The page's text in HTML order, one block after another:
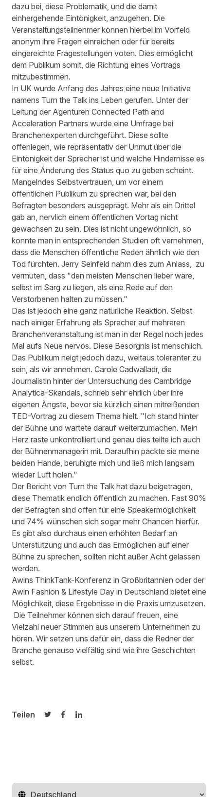
dazu bei, diese Problematik, und die damit
einhergehende Eintönigkeit, anzugehen. Die
Veranstaltungsteilnehmer können hierbei im Vorfeld
anonym ihre Fragen einreichen oder für bereits
eingereichte Fragestellungen voten. Dies ermöglicht
dem Publikum somit, die Richtung eines Vortrags
mitzubestimmen.
In UK wurde Anfang des Jahres eine neue Initiative
namens Turn the Talk ins Leben gerufen. Unter der
Leitung der Agenturen Connected Path and
Acceleration Partners wurde eine Umfrage bei
Branchenexperten durchgeführt. Diese sollte
offenlegen, wie repräsentativ der Unmut über die
Eintönigkeit der Sprecher ist und welche Hindernisse es
für eine Änderung des Status quo zu geben scheint.
Mangelndes Selbstvertrauen, um vor einem
öffentlichen Publikum zu sprechen war, bei den
Befragten besonders ausgeprägt. Mehr als ein Drittel
gab an, nervlich einem öffentlichen Vortag nicht
gewachsen zu sein. Dies ist nicht ungewöhnlich, so
konnte man in entsprechenden Studien oft vernehmen,
dass die Menschen öffentliche Reden ähnlich wie den
Tod fürchten. Jerry Seinfeld nahm dies zum Anlass, zu
vermuten, dass "den meisten Menschen lieber wäre,
selbst im Sarg zu liegen, als eine Rede auf den
Verstorbenen halten zu müssen."
Das ist jedoch eine ganz natürliche Reaktion. Selbst
nach einiger Erfahrung als Sprecher auf mehreren
Branchenveranstaltung ist man in der Regel noch jedes
Mal aufs Neue nervös. Diese Besorgnis ist menschlich.
Das Publikum neigt jedoch dazu, weitaus toleranter zu
sein, als wir annehmen. Carole Cadwalladr, die
Journalistin hinter der Untersuchung des Cambridge
Analytica-Skandals, schrieb sehr ehrlich über ihre
eigenen Ängste, bevor sie kürzlich einen mitreißenden
TED-Vortrag zu diesem Thema hielt. "Ich stand hinter
der Bühne und wartete darauf weiterzumachen. Mein
Herz raste unkontrolliert und genau dies teilte ich auch
der Bühnenmanagerin mit. Daraufhin packte sie meine
beiden Hände, beruhigte mich und ließ mich langsam
wieder Luft holen."
Der Bericht von Turn the Talk hat dazu beigetragen,
diese Thematik endlich öffentlich zu machen. Fast 90%
der Befragten sind offen für eine Speakermöglichkeit
und 74% wünschen sich sogar mehr Chancen hierfür.
Es gibt also durchaus einen erhöhten Bedarf an
Unterstützung und auch das Ermöglichen auf einer
Bühne zu sprechen, sollten nicht außer Acht gelassen
werden.
Awins ThinkTank-Konferenz in Großbritannien oder der
Awin Fashion & Lifestyle Day in Deutschland bietet eine
Möglichkeit, diese Ergebnisse in die Praxis umzusetzen.
Die Teilnehmer können sich darauf freuen, eine
Vielzahl neuer Stimmen aus unserem Unternehmen zu
hören. Wir setzen uns dafür ein, dass die Redner der
Branche genauso vielfältig sind wie ihre Geschichten
selbst.
Teilen
Auf Twitter teilen
Auf Facebook teilen
Auf LinkedIn teilen